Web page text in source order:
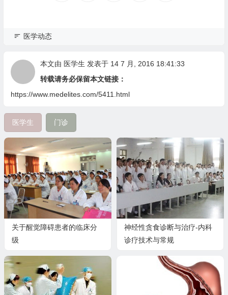
医学动态
本文由 医学生 发表于 14 7 月, 2016 18:41:33
转载请务必保留本文链接：
https://www.medelites.com/5411.html
医学生 门诊
关于醒觉障碍患者的临床分
级
神经性贪食诊断与治疗-内科
诊疗技术与常规